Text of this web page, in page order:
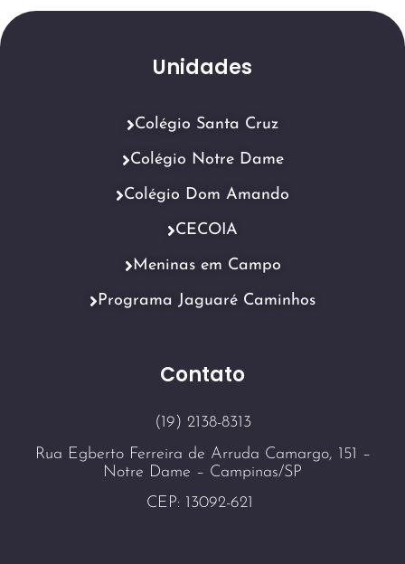
Contato
(19) 2138-8313
Rua Egberto Ferreira de Arruda Camargo, 151 –
Notre Dame – Campinas/SP
CEP: 13092-621
Unidades
Colégio Santa Cruz
Colégio Notre Dame
Colégio Dom Amando
CECOIA
Meninas em Campo
Programa Jaguaré Caminhos